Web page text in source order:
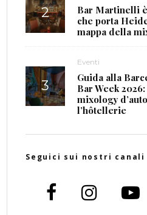
Bar Martinelli
che porta
mappa della
Eventi
Guida alla
Bar Week
mixology
l’hôtellerie
Seguici sui nostri canali